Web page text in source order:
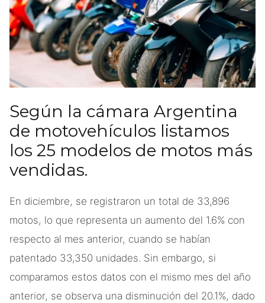
Según la cámara Argentina
de motovehículos listamos
los 25 modelos de motos más
vendidas.
En diciembre, se registraron un total de 33,896
motos, lo que representa un aumento del 1.6% con
respecto al mes anterior, cuando se habían
patentado 33,350 unidades. Sin embargo, si
comparamos estos datos con el mismo mes del año
anterior, se observa una disminución del 20.1%, dado